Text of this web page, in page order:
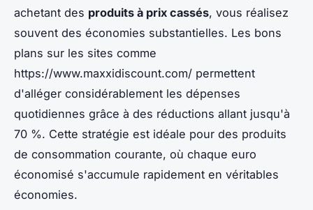
achetant des produits à prix cassés, vous réalisez
souvent des économies substantielles. Les bons
plans sur les sites comme
https://www.maxxidiscount.com/ permettent
d'alléger considérablement les dépenses
quotidiennes grâce à des réductions allant jusqu'à
70 %. Cette stratégie est idéale pour des produits
de consommation courante, où chaque euro
économisé s'accumule rapidement en véritables
économies.